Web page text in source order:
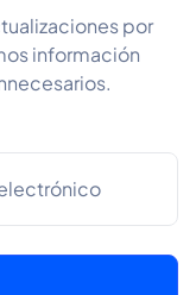
por
información